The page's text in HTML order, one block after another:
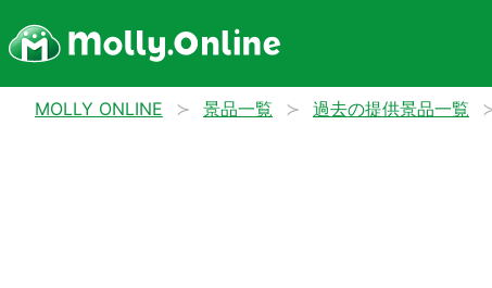
MOLLY ONLINE 景品一覧 過去の提供景品一覧